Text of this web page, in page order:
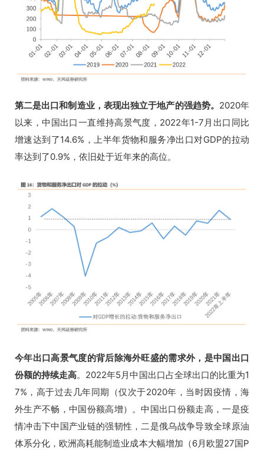
第二是出口和制造业， 表现出独立于地产的强趋势。 2020年
以来，中国出口一直维持高景气度，2022年1-7月出口同比
增速达到了14.6%，上半年货物和服务净出口对GDP的拉动
率达到了0.9%，依旧处于近年来的高位。
今年出口高景气度的背后除海外旺盛的需求外，是中国出口
份额的持续走高。2022年5月中国出口占全球出口的比重为1
7%，高于过去几年同期（仅次于2020年，当时因疫情，海
外生产不畅，中国份额高增）。中国出口份额走高，一是疫
情冲击下中国产业链的强韧性，二是俄乌战争导致全球原油
体系分化，欧洲高耗能制造业成本大幅增加（6月欧盟27国P